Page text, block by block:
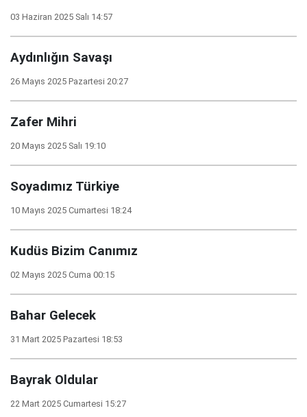
03 Haziran 2025 Salı 14:57
Aydınlığın Savaşı
26 Mayıs 2025 Pazartesi 20:27
Zafer Mihri
20 Mayıs 2025 Salı 19:10
Soyadımız Türkiye
10 Mayıs 2025 Cumartesi 18:24
Kudüs Bizim Canımız
02 Mayıs 2025 Cuma 00:15
Bahar Gelecek
31 Mart 2025 Pazartesi 18:53
Bayrak Oldular
22 Mart 2025 Cumartesi 15:27